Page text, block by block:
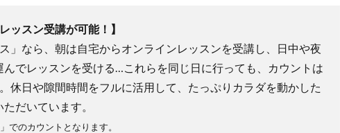
ッスン受講が可能！】
」なら、朝は自宅からオンラインレッスンを受講し、日中や夜
んでレッスンを受ける…これらを同じ日に行っても、カウントは
休日や隙間時間をフルに活用して、たっぷりカラダを動かした
だいています。
でのカウントとなります。